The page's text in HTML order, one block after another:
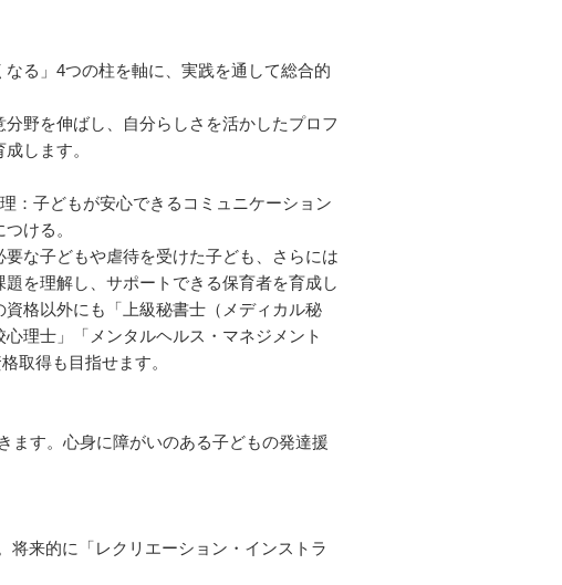
なる」4つの柱を軸に、実践を通して総合的
分野を伸ばし、自分らしさを活かしたプロフ
します。
：子どもが安心できるコミュニケーション
ける。
要な子どもや虐待を受けた子ども、さらには
題を理解し、サポートできる保育者を育成し
資格以外にも「上級秘書士（メディカル秘
理士」「メンタルヘルス・マネジメント
取得も目指せます。
ます。心身に障がいのある子どもの発達援
将来的に「レクリエーション・インストラ